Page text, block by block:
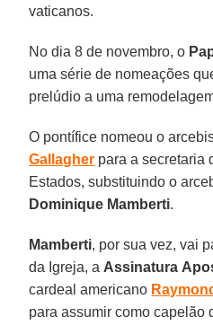
vaticanos.
No dia 8 de novembro, o
uma série de nomeações
prelúdio a uma
O pontífice nomeou o
Gallagher para a secretaria
Estados, substituindo o
Dominique Mamberti.
Mamberti, por sua vez, vai
da Igreja, a Assinatura
cardeal americano
para assumir como capelão